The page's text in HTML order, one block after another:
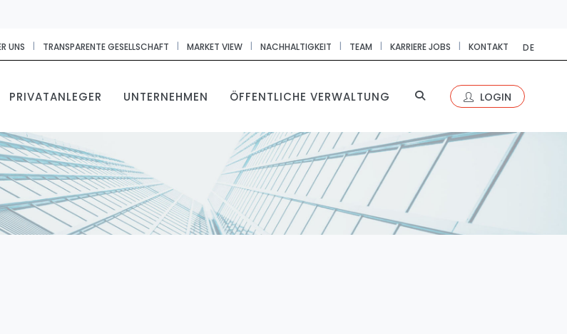
UNS | TRANSPARENTE GESELLSCHAFT | MARKET VIEW | NACHHALTIGKEIT | TEAM | KARRIERE JOBS | KONTAKT DE
PRIVATANLEGER UNTERNEHMEN ÖFFENTLICHE VERWALTUNG LOGIN